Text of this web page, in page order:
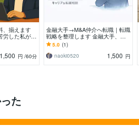
、揃えます
した私が、
えします
1,500 円 /60分
金融大手→M&A仲介へ転職｜転職
戦略を整理します 金融大手、上
場M&A仲介、老舗中堅企業への転
職経験者
5.0 (1)
naoki0520
1,500 円
た